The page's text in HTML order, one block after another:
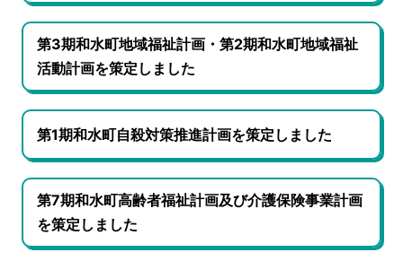
第3期和水町地域福祉計画・第2期和水町地域福祉
活動計画を策定しました
第1期和水町自殺対策推進計画を策定しました
第7期和水町高齢者福祉計画及び介護保険事業計画
を策定しました